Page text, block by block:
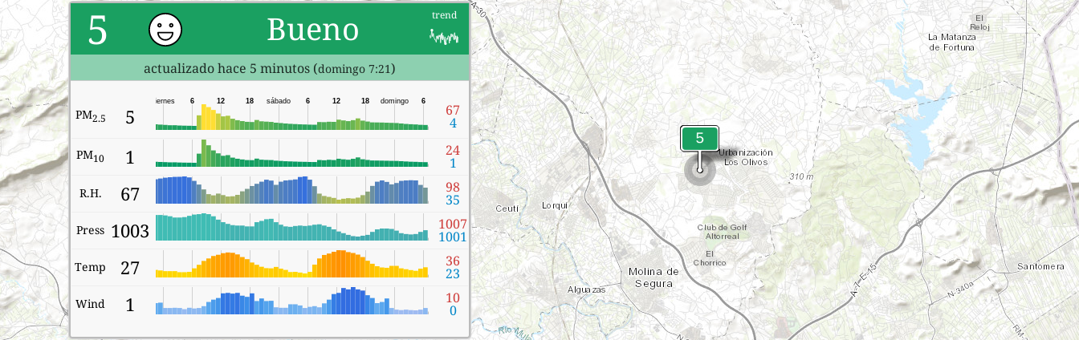
5 Bueno trend
actualizado hace 5 minutos (domingo 7:21)
PM2.5 5
6
domingo
18
12
6
sábado
18
12
6
viernes 67
4
PM10 1 24
1
R.H. 67 98
35
Press 1003 1007
1001
Temp 27 36
23
Wind 1 10
0